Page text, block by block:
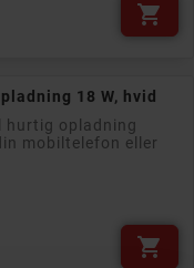

18 W, hvid
opladning
mobiltelefon eller
